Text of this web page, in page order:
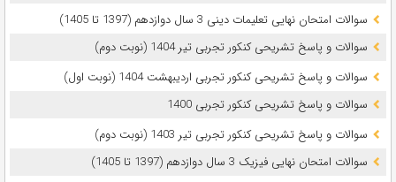
سوالات امتحان نهایی تعلیمات دینی 3 سال دوازدهم (1397 تا 1405)
سوالات و پاسخ تشریحی کنکور تجربی تیر 1404 (نوبت دوم)
سوالات و پاسخ تشریحی کنکور تجربی اردیبهشت 1404 (نوبت اول)
سوالات و پاسخ تشریحی کنکور تجربی 1400
سوالات و پاسخ تشریحی کنکور تجربی تیر 1403 (نوبت دوم)
سوالات امتحان نهایی فیزیک 3 سال دوازدهم (1397 تا 1405)